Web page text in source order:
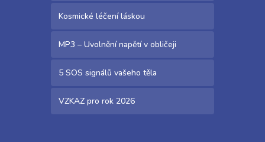
Kosmické léčení láskou
MP3 – Uvolnění napětí v obličeji
5 SOS signálů vašeho těla
VZKAZ pro rok 2026